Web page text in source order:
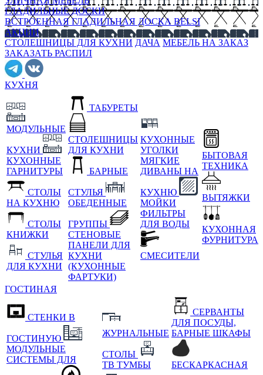
ГЛАДИЛЬНЫЕ ДОСКИ
ВСТРОЕННАЯ ГЛАДИЛЬНАЯ ДОСКА BELSI
АКЦИИ
СТОЛЕШНИЦЫ ДЛЯ КУХНИ ДАЧА МЕБЕЛЬ НА ЗАКАЗ
ЗАКАЗАТЬ РАСПИЛ
КУХНЯ
МОДУЛЬНЫЕ
КУХНИ
КУХОННЫЕ
ГАРНИТУРЫ
СТОЛЫ
НА КУХНЮ
СТОЛЫ
КНИЖКИ
СТУЛЬЯ
ДЛЯ КУХНИ
ТАБУРЕТЫ
СТОЛЕШНИЦЫ
ДЛЯ КУХНИ
БАРНЫЕ
СТУЛЬЯ
ОБЕДЕННЫЕ
ГРУППЫ
СТЕНОВЫЕ
ПАНЕЛИ ДЛЯ
КУХНИ
(КУХОННЫЕ
ФАРТУКИ)
КУХОННЫЕ
УГОЛКИ
МЯГКИЕ
ДИВАНЫ НА
КУХНЮ
МОЙКИ
ФИЛЬТРЫ
ДЛЯ ВОДЫ
СМЕСИТЕЛИ
БЫТОВАЯ
ТЕХНИКА
ВЫТЯЖКИ
КУХОННАЯ
ФУРНИТУРА
ГОСТИНАЯ
СТЕНКИ В
ГОСТИНУЮ
МОДУЛЬНЫЕ
СИСТЕМЫ ДЛЯ
ЖУРНАЛЬНЫЕ
СТОЛЫ
ТВ ТУМБЫ
СЕРВАНТЫ
ДЛЯ ПОСУДЫ,
БАРНЫЕ ШКАФЫ
БЕСКАРКАСНАЯ